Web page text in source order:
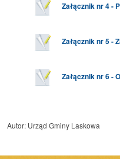
Załącznik nr 4 -
Załącznik nr 5 -
Załącznik nr 6 -
Autor: Urząd Gminy Laskowa